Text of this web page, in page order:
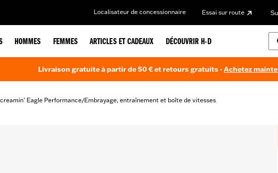
Localisateur de concessionnaire Essai sur route
HOMMES FEMMES ARTICLES ET CADEAUX DÉCOUVRIR H-D
Livraison gratuite à partir de 50 € et retours gratuits -Achetez
Eagle Performance/Embrayage, entraînement et boîte de vitesses